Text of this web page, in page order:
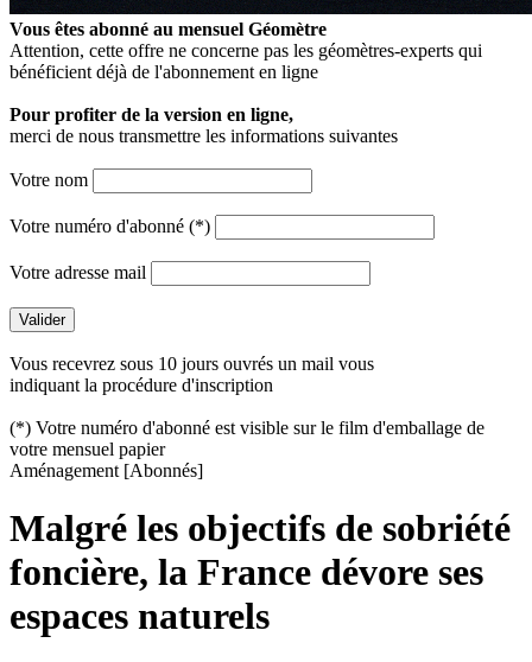
Vous êtes abonné au mensuel Géomètre
Attention, cette offre ne concerne pas les géomètres-experts qui
bénéficient déjà de l'abonnement en ligne
Pour profiter de la version en ligne,
merci de nous transmettre les informations suivantes
Votre nom
Votre numéro d'abonné (*)
Votre adresse mail
Vous recevrez sous 10 jours ouvrés un mail vous
indiquant la procédure d'inscription
(*) Votre numéro d'abonné est visible sur le film d'emballage de
votre mensuel papier
Aménagement [Abonnés]
Malgré les objectifs de sobriété
foncière, la France dévore ses
espaces naturels